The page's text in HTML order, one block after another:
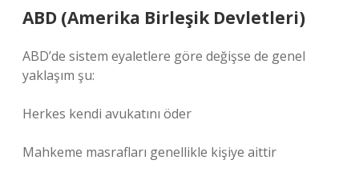
ABD (Amerika Birleşik Devletleri)
ABD’de sistem eyaletlere göre değişse de genel
yaklaşım şu:
Herkes kendi avukatını öder
Mahkeme masrafları genellikle kişiye aittir